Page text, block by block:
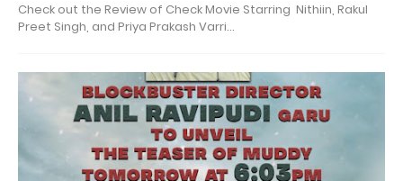
Check out the Review of Check Movie Starring Nithiin, Rakul
Preet Singh, and Priya Prakash Varri…